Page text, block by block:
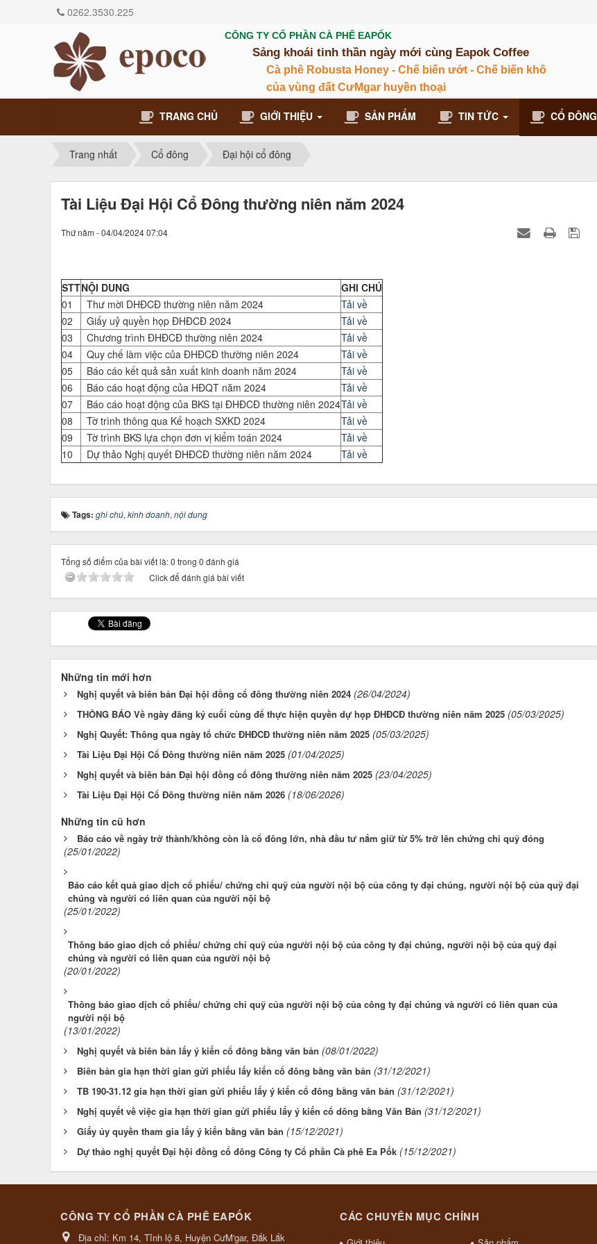
CÔNG TY CỔ PHẦN CÀ PHÊ EAPỐK
Sảng khoái tinh thần ngày mới cùng Eapok Coffee
Cà phê Robusta Honey - Chế biến ướt - Chế biến khô
của vùng đất CưMgar huyền thoại
TRANG CHỦ GIỚI THIỆU SẢN PHẨM TIN TỨC CỔ ĐÔNG
0262.3530.225
Trang nhất Cổ đông Đại hội cổ đông
Tài Liệu Đại Hội Cổ Đông thường niên năm 2024
Thứ năm - 04/04/2024 07:04
STTNỘI DUNG
GHI CHÚ
01
Thư mời DHĐCĐ thường niên năm 2024
Tải về
02
Giấy uỷ quyền họp ĐHĐCĐ 2024
Tải về
03
Chương trình ĐHĐCĐ thường niên 2024
Tải về
04
Quy chế làm việc của ĐHĐCĐ thường niên 2024
Tải về
05
Báo cáo kết quả sản xuất kinh doanh năm 2024
Tải về
06
Báo cáo hoạt động của HĐQT năm 2024
Tải về
07
Báo cáo hoạt động của BKS tại ĐHĐCĐ thường niên 2024Tải về
08
Tờ trình thông qua Kế hoạch SXKD 2024
Tải về
09
Tờ trình BKS lựa chọn đơn vị kiểm toán 2024
Tải về
10
Dự thảo Nghị quyết ĐHĐCĐ thường niên năm 2024 Tải về
Tags: ghi chú, kinh doanh, nội dung
Tổng số điểm của bài viết là: 0 trong 0 đánh giá
Click để đánh giá bài viết
Những tin mới hơn
Nghị quyết và biên bản Đại hội đồng cổ đông thường niên 2024 (26/04/2024)
THÔNG BÁO Về ngày đăng ký cuối cùng để thực hiện quyền dự họp ĐHĐCĐ thường niên năm 2025 (05/03/2025)
Nghị Quyết: Thông qua ngày tổ chức ĐHĐCĐ thường niên năm 2025 (05/03/2025)
Tài Liệu Đại Hội Cổ Đông thường niên năm 2025 (01/04/2025)
Nghị quyết và biên bản Đại hội đồng cổ đông thường niên năm 2025 (23/04/2025)
Tài Liệu Đại Hội Cổ Đông thường niên năm 2026 (18/06/2026)
Những tin cũ hơn
Báo cáo về ngày trở thành/không còn là cổ đông lớn, nhà đầu tư nắm giữ từ 5% trở lên chứng chỉ quỹ đóng
(25/01/2022)
Báo cáo kết quả giao dịch cổ phiếu/ chứng chỉ quỹ của người nội bộ của công ty đại chúng, người nội bộ của quỹ đại
chúng và người có liên quan của người nội bộ
(25/01/2022)
Thông báo giao dịch cổ phiếu/ chứng chỉ quỹ của người nội bộ của công ty đại chúng, người nội bộ của quỹ đại
chúng và người có liên quan của người nội bộ
(20/01/2022)
Thông báo giao dịch cổ phiếu/ chứng chỉ quỹ của người nội bộ của công ty đại chúng và người có liên quan của
người nội bộ
(13/01/2022)
Nghị quyết và biên bản lấy ý kiến cổ đông bằng văn bản (08/01/2022)
Biên bản gia hạn thời gian gửi phiếu lấy kiến cổ đông bằng văn bản (31/12/2021)
TB 190-31.12 gia hạn thời gian gửi phiếu lấy ý kiến cổ đông bằng văn bản (31/12/2021)
Nghị quyết về việc gia hạn thời gian gửi phiếu lấy ý kiến cổ dông bằng Văn Bản (31/12/2021)
Giấy ủy quyền tham gia lấy ý kiến bằng văn bản (15/12/2021)
Dự thảo nghị quyết Đại hội đồng cổ đông Công ty Cổ phần Cà phê Ea Pốk (15/12/2021)
CÔNG TY CỔ PHẦN CÀ PHÊ EAPỐK
Địa chỉ: Km 14, Tỉnh lộ 8, Huyện CưM'gar, Đắk Lắk
CÁC CHUYÊN MỤC CHÍNH